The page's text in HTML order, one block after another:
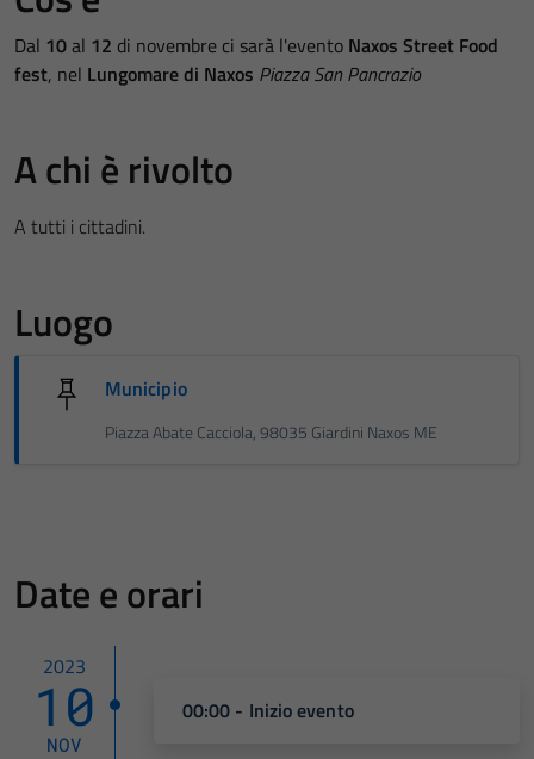
Dal 10al 12 di novembre ci sarà l'evento Naxos Street Food
fest, nel Lungomare di Naxos Piazza San Pancrazio
A chi è rivolto
A tutti i cittadini.
Luogo
Municipio
Piazza Abate Cacciola, 98035 Giardini Naxos ME
Date e orari
2023
10
NOV
00:00 - Inizio evento